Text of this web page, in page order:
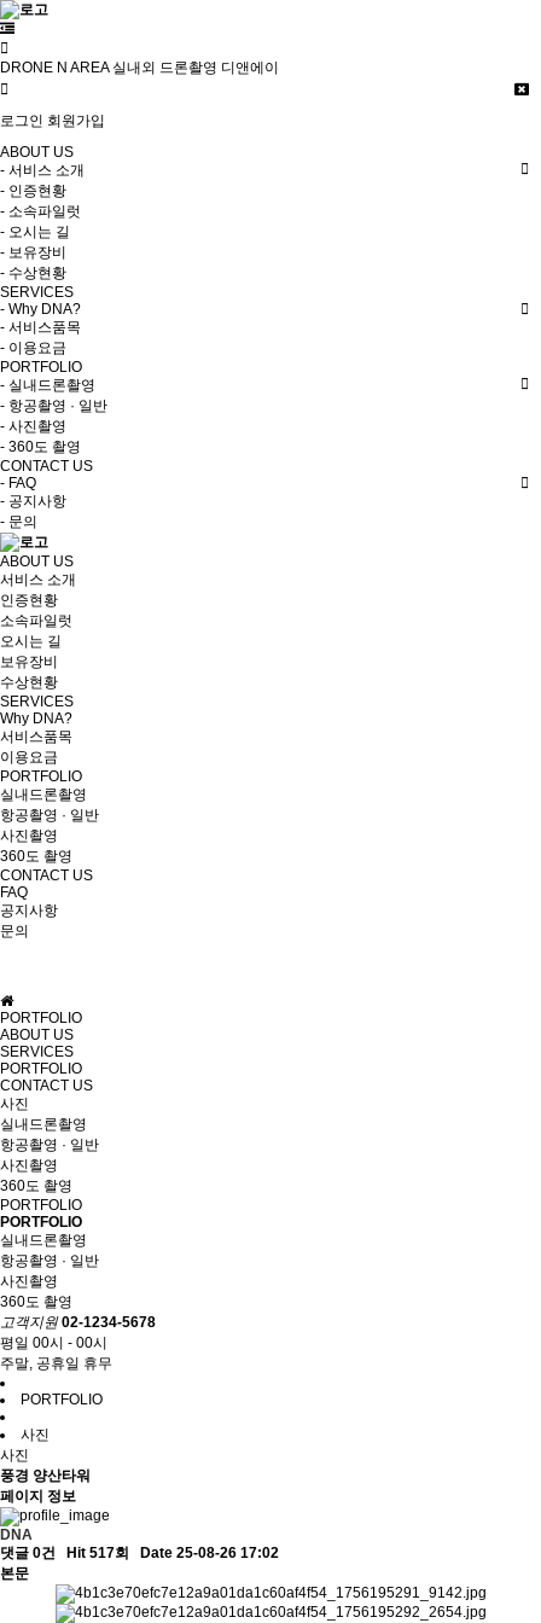
DRONE N AREA 실내외 드론촬영 디앤에이
로그인 회원가입
ABOUT US
- 서비스 소개
- 인증현황
- 소속파일럿
- 오시는 길
- 보유장비
- 수상현황
SERVICES
- Why DNA?
- 서비스품목
- 이용요금
PORTFOLIO
- 실내드론촬영
- 항공촬영 · 일반
- 사진촬영
- 360도 촬영
CONTACT US
- FAQ
- 공지사항
- 문의
ABOUT US
서비스 소개
인증현황
소속파일럿
오시는 길
보유장비
수상현황
SERVICES
Why DNA?
서비스품목
이용요금
PORTFOLIO
실내드론촬영
항공촬영 · 일반
사진촬영
360도 촬영
CONTACT US
FAQ
공지사항
문의
PORTFOLIO
ABOUT US
SERVICES
PORTFOLIO
CONTACT US
사진
실내드론촬영
항공촬영 · 일반
사진촬영
360도 촬영
PORTFOLIO
PORTFOLIO
실내드론촬영
항공촬영 · 일반
사진촬영
360도 촬영
고객지원 02-1234-5678
평일 00시 - 00시
주말, 공휴일 휴무
PORTFOLIO
사진
사진
풍경 양산타워
페이지 정보
DNA
댓글 0건
Hit 517회
Date 25-08-26 17:02
본문